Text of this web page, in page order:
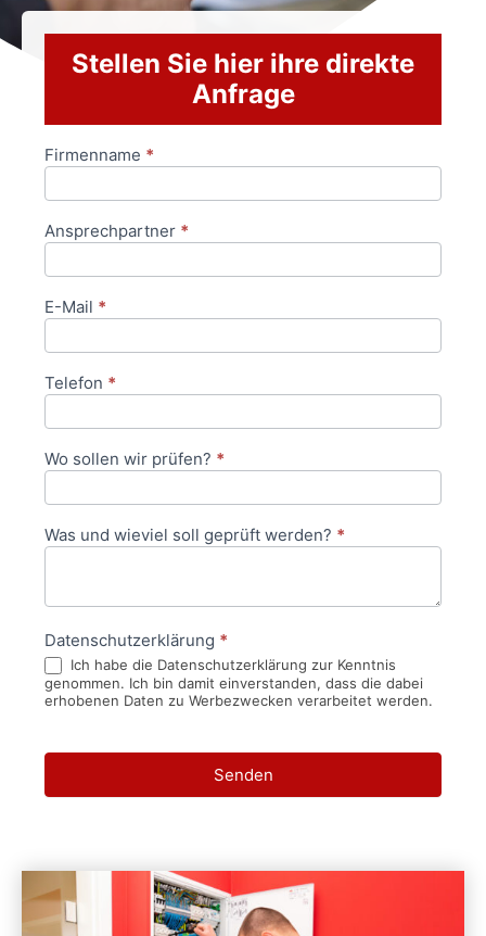
Stellen Sie hier ihre direkte
Anfrage
Anfrageformular
Firmenname *
Ansprechpartner *
E-Mail *
Telefon *
Wo sollen wir prüfen? *
Was und wieviel soll geprüft werden? *
Datenschutzerklärung *
Ich habe die Datenschutzerklärung zur Kenntnis
genommen. Ich bin damit einverstanden, dass die dabei
erhobenen Daten zu Werbezwecken verarbeitet werden.
Senden